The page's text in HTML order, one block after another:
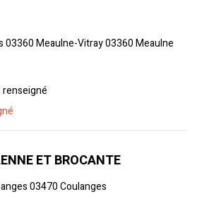
03360 Meaulne-Vitray 03360 Meaulne
renseigné
ET BROCANTE
03470 Coulanges